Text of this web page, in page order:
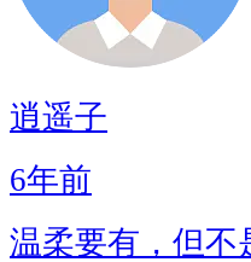
逍遥子
6年前
温柔要有，但不